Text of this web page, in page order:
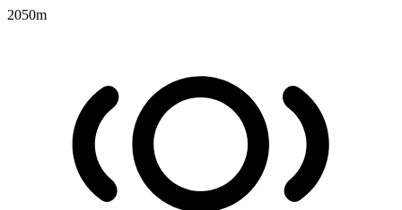
2050m